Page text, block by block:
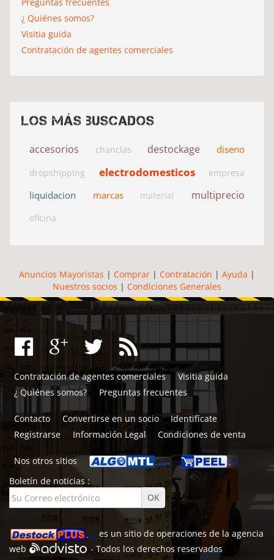
¿ Quiénes somos?
Visitia guida
Contratación de agentes comerciales
Los más buscados
accesorios chanclas destockage diseno
dropshipping electrodomesticos empresa
liquidacion marcas material multiprecio
oficina
Anuncios Mayoristas | Comprar | Contratación | Ayuda |
Nuestros socios | Condiciones Generales
Contratación de agentes comerciales
Visitia guida
¿ Quiénes somos?
Preguntas frecuentes
Contacto Convertirse en un socio
Identifícate
Registrarse
Información Legal Condiciones de venta
Nos otros sitios
Boletín de noticias :
es un sitio de operaciones de la agencia
web
- Todos los derechos reservados